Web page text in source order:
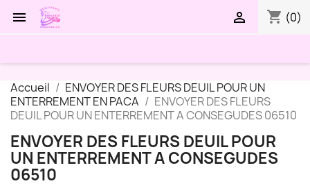
 shopping_cart (0)

Accueil
ENVOYER DES FLEURS DEUIL POUR UN
ENTERREMENT EN PACA
ENVOYER DES FLEURS
DEUIL POUR UN ENTERREMENT A CONSEGUDES 06510
ENVOYER DES FLEURS DEUIL POUR
UN ENTERREMENT A CONSEGUDES
06510